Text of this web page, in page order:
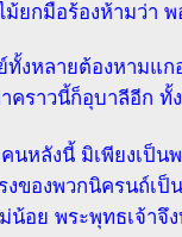
ม้ยกมือร้องห้ามว่า
ทั้งหลายต้องหามแ
คราวนี้ก็อุบาลีอีก ทั้
นหลังนี้ มิเพียงเป็
งของพวกนิครนถ์เ
น้อย พระพุทธเจ้าจึ